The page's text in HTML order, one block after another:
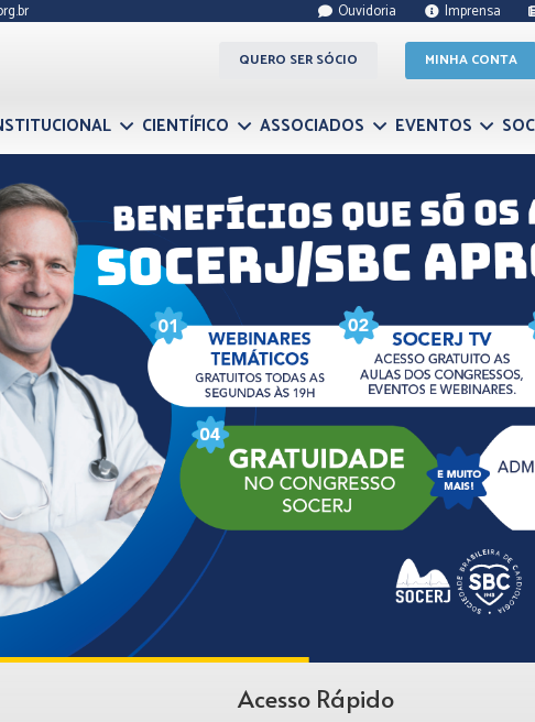
Ouvidoria Imprensa
QUERO SER SÓCIO MINHA CONTA
CIENTÍFICO ASSOCIADOS EVENTOS
Acesso Rápido